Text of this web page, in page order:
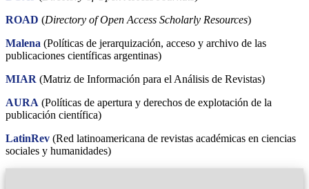
ROAD (Directory of Open Access Scholarly Resources)
Malena (Políticas de jerarquización, acceso y archivo de las
publicaciones científicas argentinas)
MIAR (Matriz de Información para el Análisis de Revistas)
AURA (Políticas de apertura y derechos de explotación de la
publicación científica)
LatinRev (Red latinoamericana de revistas académicas en ciencias
sociales y humanidades)